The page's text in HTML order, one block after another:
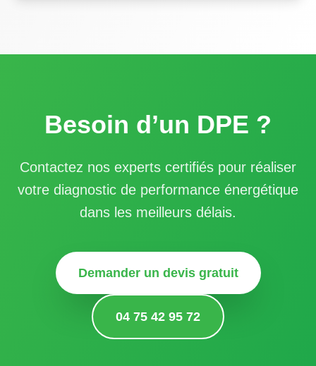
Besoin d’un DPE ?
Contactez nos experts certifiés pour réaliser
votre diagnostic de performance énergétique
dans les meilleurs délais.
Demander un devis gratuit
04 75 42 95 72